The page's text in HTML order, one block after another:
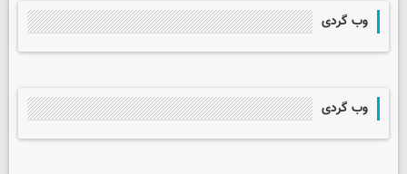
وب گردی
وب گردی